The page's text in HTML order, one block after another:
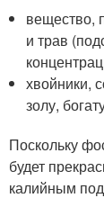
вещество,
и трав
хвойники,
золу,
Поскольку
будет
калийным